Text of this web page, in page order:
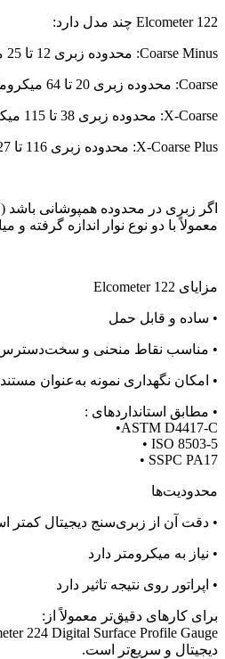
Elcometer 122 چند مدل دارد:
Coarse Minus: محدوده زبری 12 تا 25 میکرومتر
Coarse: محدوده زبری 20 تا 64 میکرومتر
X-Coarse: محدوده زبری 38 تا 115 میکرومتر
X-Coarse Plus: محدوده زبری 116 تا 127 میکرومتر
معمولاً با دو نوع نوار اندازه گرفته و
مزایای Elcometer 122
• ساده و قابل حمل
• مناسب نقاط منحنی و
• امکان نگهداری نمونه به‌عنوان مستند QC
• مطابق استانداردهای :
•ASTM D4417-C
• ISO 8503-5
• SSPC PA17
محدودیت‌ها
• دقت آن از زبری‌سنج دیجیتال کمتر
• نیاز به میکرومتر دارد
• اپراتور روی نتیجه تاثیر دارد
برای کارهای دقیق‌تر معمولاً از:
دیجیتال و سریع‌تر است.